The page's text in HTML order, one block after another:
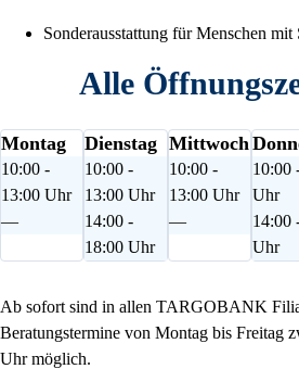
Sonderausstattung für Menschen
Alle
Montag
10:00 -
13:00 Uhr
—
Dienstag
10:00 -
13:00 Uhr
14:00 -
18:00 Uhr
Mittwoch
10:00 -
13:00 Uhr
—
10:00
Uhr
14:00
Uhr
Ab sofort sind in allen TARGOBANK
Beratungstermine von Montag bis Freitag
Uhr möglich.